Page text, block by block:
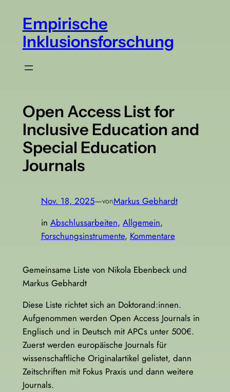
springen
Empirische
Inklusionsforschung
Open Access List for
Inclusive Education and
Special Education
Journals
Nov. 18, 2025—vonMarkus Gebhardt
in Abschlussarbeiten, Allgemein
Forschungsinstrumente, Kommentare
Gemeinsame Liste von Nikola Ebenbeck und
Markus Gebhardt
Diese Liste richtet sich an Doktorand:innen.
Aufgenommen werden Open Access Journals in
Englisch und in Deutsch mit APCs unter 500€.
Zuerst werden europäische Journals für
wissenschaftliche Originalartikel gelistet, dann
Zeitschriften mit Fokus Praxis und dann weitere
Journals.